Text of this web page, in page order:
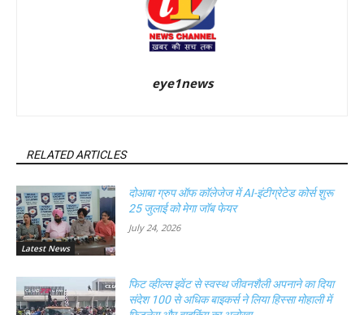
eye1news
RELATED ARTICLES
Latest News
दोआबा ग्रुप ऑफ कॉलेजेज में AI-इंटीग्रेटेड कोर्स शुरू
25 जुलाई को मेगा जॉब फेयर
July 24, 2026
फिट व्हील्स इवेंट से स्वस्थ जीवनशैली अपनाने का दिया
संदेश 100 से अधिक बाइकर्स ने लिया हिस्सा मोहाली में